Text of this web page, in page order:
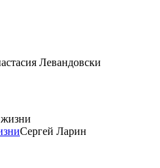
Левандовски
Сергей Ларин